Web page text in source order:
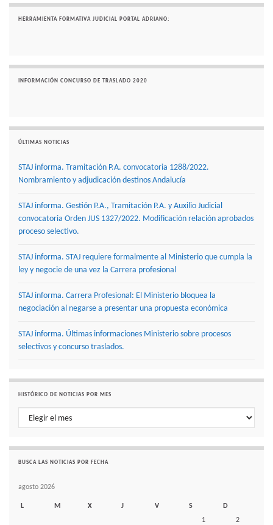
HERRAMIENTA FORMATIVA JUDICIAL PORTAL ADRIANO:
INFORMACIÓN CONCURSO DE TRASLADO 2020
ÚLTIMAS NOTICIAS
STAJ informa. Tramitación P.A. convocatoria 1288/2022.
Nombramiento y adjudicación destinos Andalucía
STAJ informa. Gestión P.A., Tramitación P.A. y Auxilio Judicial
convocatoria Orden JUS 1327/2022. Modificación relación aprobados
proceso selectivo.
STAJ informa. STAJ requiere formalmente al Ministerio que cumpla la
ley y negocie de una vez la Carrera profesional
STAJ informa. Carrera Profesional: El Ministerio bloquea la
negociación al negarse a presentar una propuesta económica
STAJ informa. Últimas informaciones Ministerio sobre procesos
selectivos y concurso traslados.
HISTÓRICO DE NOTICIAS POR MES
Histórico de noticias por mes
BUSCA LAS NOTICIAS POR FECHA
agosto 2026
L M X J V S
D
1
2